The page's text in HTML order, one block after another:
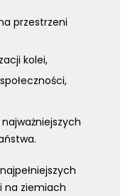
przestrzeni
kolei,
na ziemiach